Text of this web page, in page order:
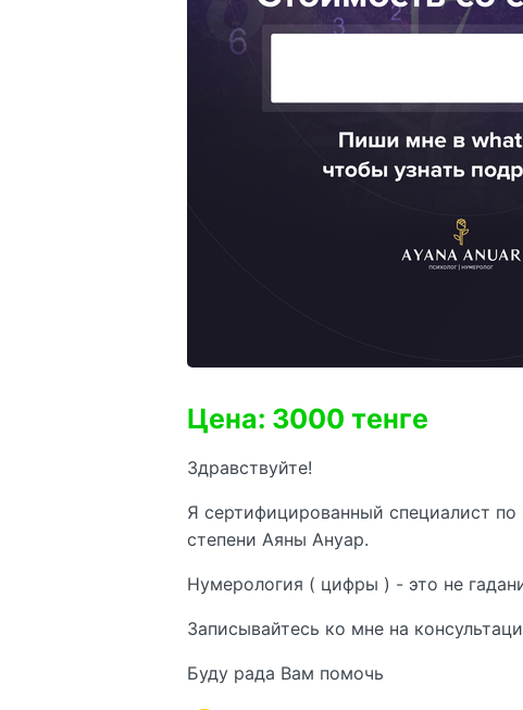
Цена: 3000 тенге
Здравствуйте!
Я сертифицированный специалист
степени Аяны Ануар.
Нумерология ( цифры ) - это не
Записывайтесь ко мне на
Буду рада Вам помочь